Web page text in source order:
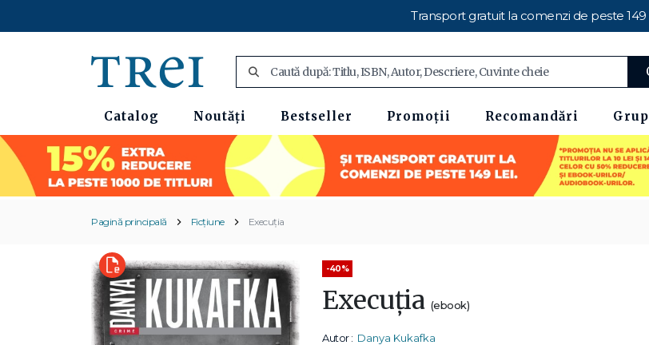
Transport gratuit la comenzi de peste 149
Catalog Noutăți Bestseller Promoții Recomandări
Pagină principală Ficțiune Execuția
-40%
Execuția (ebook)
Autor : Danya Kukafka